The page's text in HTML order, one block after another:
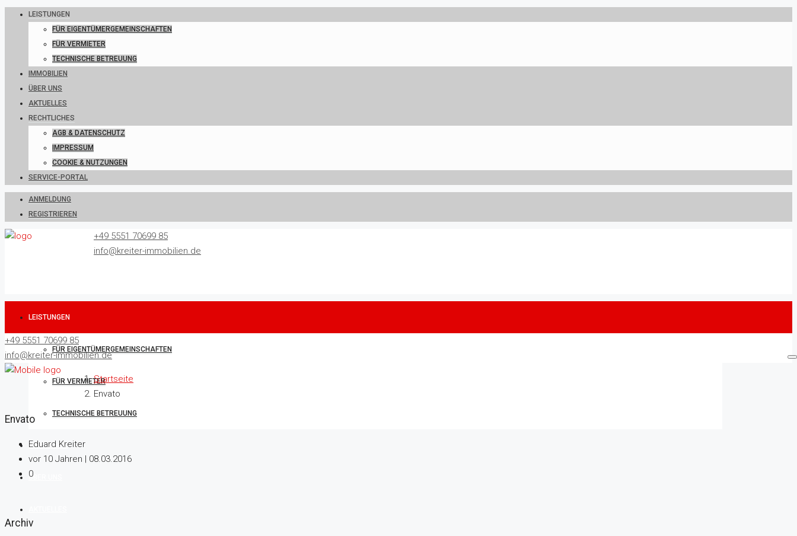
LEISTUNGEN
FÜR EIGENTÜMERGEMEINSCHAFTEN
FÜR VERMIETER
TECHNISCHE BETREUUNG
IMMOBILIEN
ÜBER UNS
AKTUELLES
RECHTLICHES
AGB & DATENSCHUTZ
IMPRESSUM
COOKIE & NUTZUNGEN
SERVICE-PORTAL
ANMELDUNG
REGISTRIEREN
+49 5551 70699 85
info@kreiter-immobilien.de
LEISTUNGEN
FÜR EIGENTÜMERGEMEINSCHAFTEN
FÜR VERMIETER
TECHNISCHE BETREUUNG
IMMOBILIEN
ÜBER UNS
+49 5551 70699 85
info@kreiter-immobilien.de
Startseite
Envato
Envato
Eduard Kreiter
vor 10 Jahren | 08.03.2016
0
Archiv